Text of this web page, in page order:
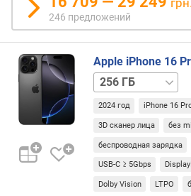
о
р
а
з
в
р
т
к
грн.
246 предложений
Apple iPhone 16
512 ГБ1 ТБ
2024 год iPhone 16
3D сканер лица без
беспроводная зарядка
USB-C ≥ 5Gbps
Dolby Vision LTPO